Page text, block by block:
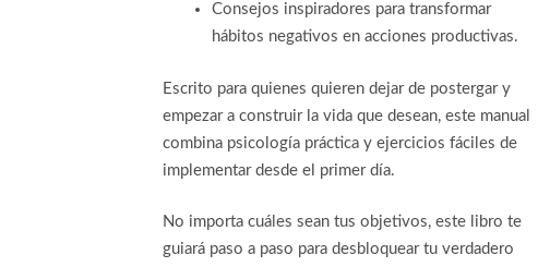
Consejos inspiradores para transformar
hábitos negativos en acciones productivas.
Escrito para quienes quieren dejar de postergar y
empezar a construir la vida que desean, este manual
combina psicología práctica y ejercicios fáciles de
implementar desde el primer día.
No importa cuáles sean tus objetivos, este libro te
guiará paso a paso para desbloquear tu verdadero